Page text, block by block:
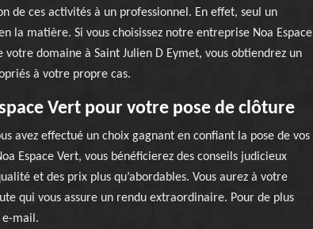
de ces activités à un professionnel. En effet, seul un
la matière. Si vous choisissez notre entreprise Noa Espace
domaine à Saint Julien D Eymet, vous obtiendrez un
à votre propre cas.
Vert pour votre pose de clôture
avez effectué un choix gagnant en confiant la pose de vos
Espace Vert, vous bénéficierez des conseils judicieux
et des prix plus qu’abordables. Vous aurez à votre
qui vous assure un rendu extraordinaire. Pour de plus
e-mail.